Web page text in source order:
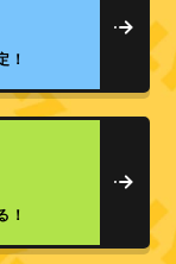
！
！